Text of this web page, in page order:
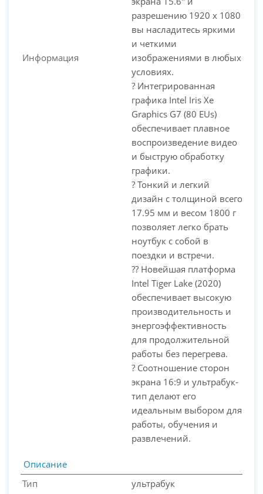
Информация
разрешению 1920 x 1080
вы насладитесь яркими
и четкими
изображениями в любых
условиях.
? Интегрированная
графика Intel Iris Xe
Graphics G7 (80 EUs)
обеспечивает плавное
воспроизведение видео
и быструю обработку
графики.
? Тонкий и легкий
дизайн с толщиной всего
17.95 мм и весом 1800 г
позволяет легко брать
ноутбук с собой в
поездки и встречи.
?? Новейшая платформа
Intel Tiger Lake (2020)
обеспечивает высокую
производительность и
энергоэффективность
для продолжительной
работы без перегрева.
? Соотношение сторон
экрана 16:9 и ультрабук-
тип делают его
идеальным выбором для
работы, обучения и
развлечений.
Описание
Тип
ультрабук